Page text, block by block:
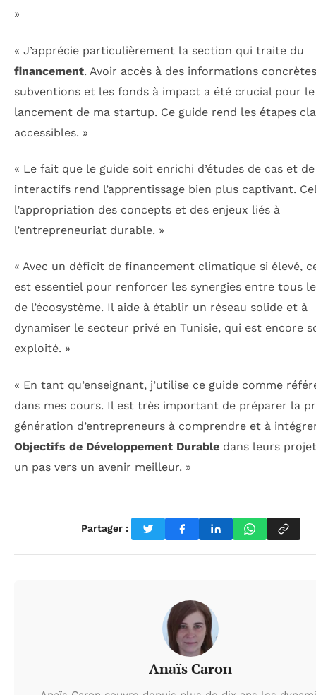
»
« J’apprécie particulièrement la section qui traite du
financement. Avoir accès à des informations
subventions et les fonds à impact a été crucial pour le
lancement de ma startup. Ce guide rend les étapes
accessibles. »
« Le fait que le guide soit enrichi d’études de cas et
interactifs rend l’apprentissage bien plus captivant.
l’appropriation des concepts et des enjeux liés à
l’entrepreneuriat durable. »
« Avec un déficit de financement climatique si élevé,
est essentiel pour renforcer les synergies entre tous
de l’écosystème. Il aide à établir un réseau solide et à
dynamiser le secteur privé en Tunisie, qui est encore
exploité. »
« En tant qu’enseignant, j’utilise ce guide comme
dans mes cours. Il est très important de préparer la
génération d’entrepreneurs à comprendre et à
Objectifs de Développement Durable dans leurs
un pas vers un avenir meilleur. »
Partager :
Anaïs Caron